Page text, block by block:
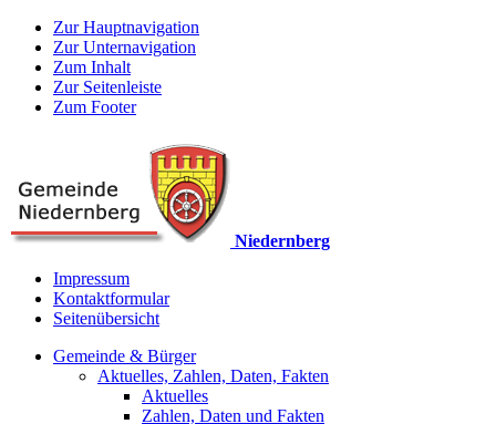
Zur Hauptnavigation
Zur Unternavigation
Zum Inhalt
Zur Seitenleiste
Zum Footer
Niedernberg
Impressum
Kontaktformular
Seitenübersicht
Gemeinde & Bürger
Aktuelles, Zahlen, Daten, Fakten
Aktuelles
Zahlen, Daten und Fakten